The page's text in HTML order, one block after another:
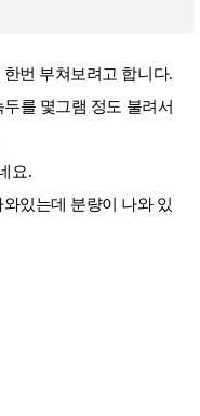
번 부쳐보려고 합니다.
를 몇그램 정도 불려서
요.
있는데 분량이 나와 있